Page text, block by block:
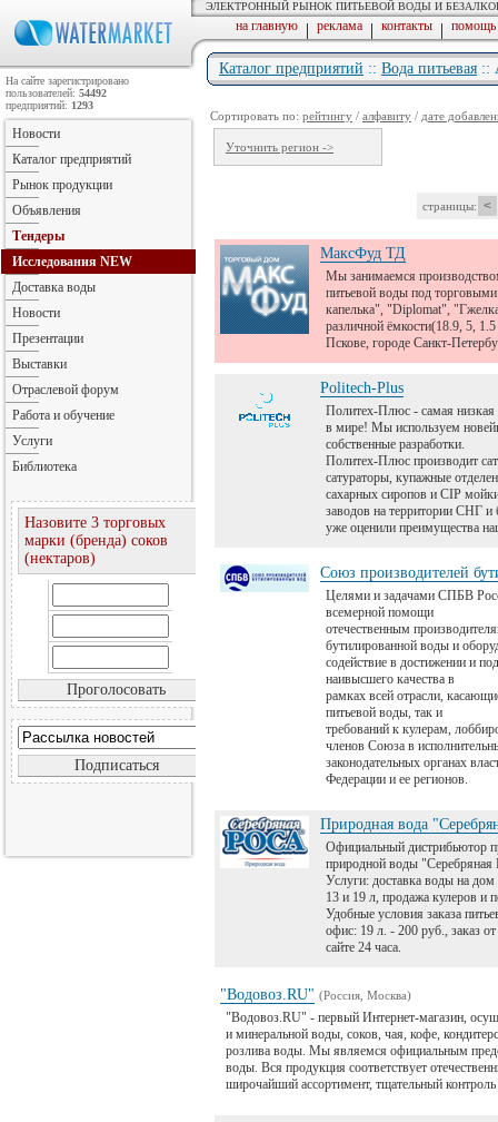
ЭЛЕКТРОННЫЙ РЫНОК ПИТЬЕВОЙ ВОДЫ И
на главную | реклама | контакты | помощь
Каталог предприятий :: Вода питьевая ::
Сортировать по: рейтингу / алфавиту / дате
Уточнить регион ->
страницы: <
МаксФуд ТД
Мы занимаемся
питьевой воды под
капелька", "Diplomat",
различной ёмкости(18.9, 5,
Пскове, городе Санкт-
Politech-Plus
Политех-Плюс - самая низкая
в мире! Мы используем
собственные разработки.
Политех-Плюс производит
сатураторы, купажные
сахарных сиропов и CIP
заводов на территории СНГ и
уже оценили преимущества
Союз производителей
Целями и задачами СПБВ
всемерной помощи
отечественным
бутилированной воды и
содействие в достижении и
наивысшего качества в
рамках всей отрасли,
питьевой воды, так и
требований к кулерам,
членов Союза в
законодательных органах
Федерации и ее регионов.
Природная вода
Официальный дистрибьютор
природной воды "Серебряная
Услуги: доставка воды на
13 и 19 л, продажа кулеров и
Удобные условия заказа
офис: 19 л. - 200 руб., заказ
сайте 24 часа.
"Водовоз.RU" (Россия, Москва)
"Водовоз.RU" - первый Интернет-магазин,
и минеральной воды, соков, чая, кофе,
розлива воды. Мы являемся официальным
воды. Вся продукция соответствует
широчайший ассортимент, тщательный
На сайте зарегистрировано
пользователей: 54492
предприятий: 1293
Новости
Каталог предприятий
Рынок продукции
Объявления
Тендеры
Исследования NEW
Доставка воды
Новости
Презентации
Выставки
Отраслевой форум
Работа и обучение
Услуги
Библиотека
Назовите 3 торговых
марки (бренда) соков
(нектаров)